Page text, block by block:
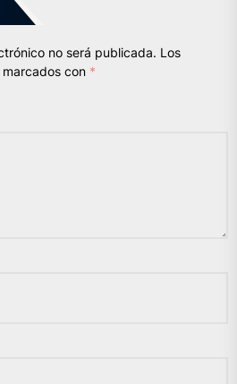
no será publicada. Los
con *